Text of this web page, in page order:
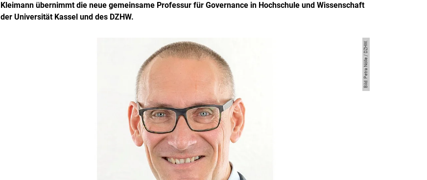
Kleimann übernimmt die neue gemeinsame Professur für Governance in Hochschule und Wissenschaft
der Universität Kassel und des DZHW.
Bild: Petra Nölle / DZHW.